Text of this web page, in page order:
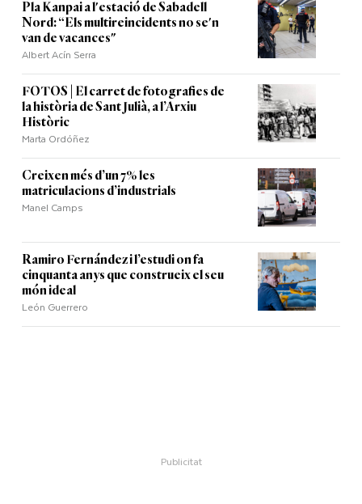
Pla Kanpai a l'estació de Sabadell
Nord: “Els multireincidents no se'n
van de vacances"
Albert Acín Serra
FOTOS | El carret de fotografies de
la història de Sant Julià, a l’Arxiu
Històric
Marta Ordóñez
Creixen més d’un 7% les
matriculacions d’industrials
Manel Camps
Ramiro Fernández i l’estudi on fa
cinquanta anys que construeix el seu
món ideal
León Guerrero